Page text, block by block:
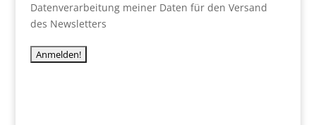
Datenverarbeitung meiner Daten für den Versand
des Newsletters